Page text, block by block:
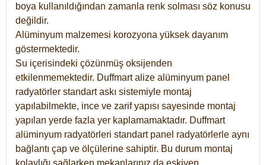
boya kullanıldığından zamanla renk solması söz konusu
değildir.
Alüminyum malzemesi korozyona yüksek dayanım
göstermektedir.
Su içerisindeki çözünmüş oksijenden
etkilenmemektedir. Duffmart alize alüminyum panel
radyatörler standart askı sistemiyle montaj
yapılabilmekte, ince ve zarif yapısı sayesinde montaj
yapılan yerde fazla yer kaplamamaktadır. Duffmart
alüminyum radyatörleri standart panel radyatörlerle aynı
bağlantı çap ve ölçülerine sahiptir. Bu durum montaj
kolaylığı sağlarken mekanlarınız da eskiyen